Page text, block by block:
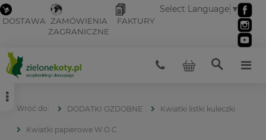
DOSTAWA ZAMÓWIENIA
ZAGRANICZNE
FAKTURY
Select Language ▼
DODATKI OZDOBNE Kwiatki listki kuleczki
Kwiatki papierowe W.O.C.